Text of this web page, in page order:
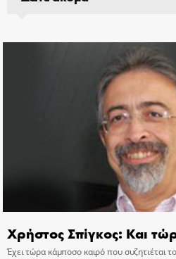
Χρήστος Σπίγκος: Και
Έχει τώρα κάμποσο καιρό που συζητιέται